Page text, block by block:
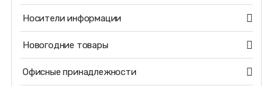
Носители информации
Новогодние товары
Офисные принадлежности